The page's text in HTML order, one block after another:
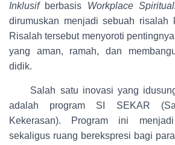
Inklusifberbasis Workplace
dirumuskan menjadi sebuah risalah
Risalah tersebut menyoroti
yang aman, ramah, dan
didik.
Salah satu inovasi yang
adalah program SI SEKAR
Kekerasan). Program ini
sekaligus ruang berekspresi bagi